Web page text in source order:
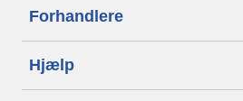
Forhandlere
Hjælp